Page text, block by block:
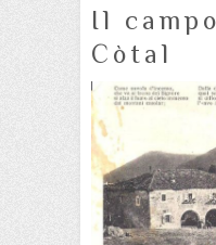
Il
Còtal